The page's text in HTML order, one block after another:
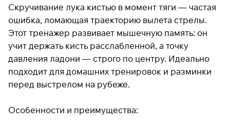
Скручивание лука кистью в момент тяги — частая
ошибка, ломающая траекторию вылета стрелы.
Этот тренажер развивает мышечную память: он
учит держать кисть расслабленной, а точку
давления ладони — строго по центру. Идеально
подходит для домашних тренировок и разминки
перед выстрелом на рубеже.
Особенности и преимущества: